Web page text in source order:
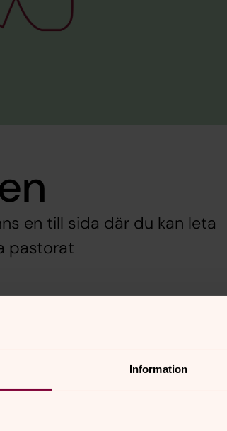
Information
en till sida där du kan leta
pastorat